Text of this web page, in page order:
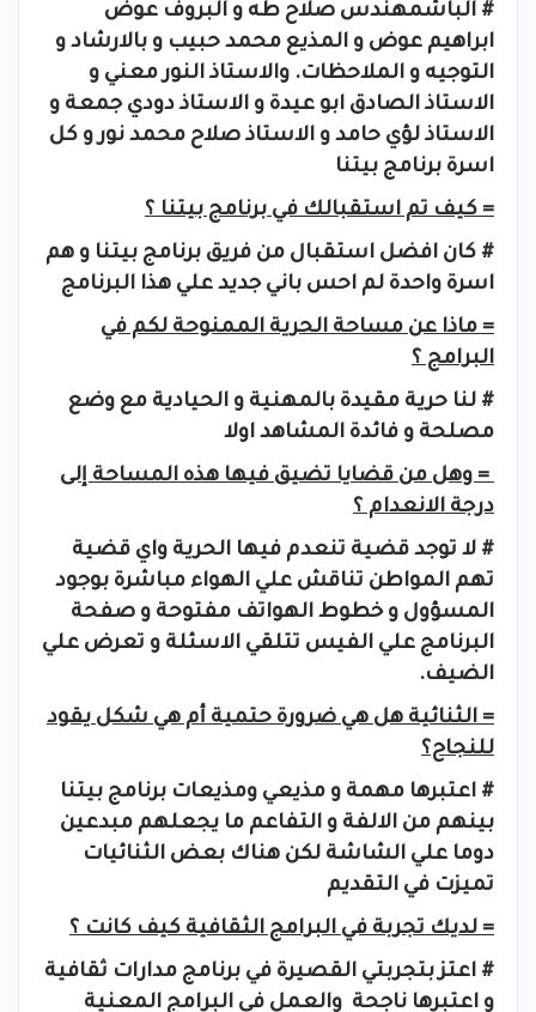
# الباشمهندس صلاح طه و البروف عوض
ابراهيم عوض و المذيع محمد حبيب و بالارشاد و
التوجيه و الملاحظات. والاستاذ النور معني و
الاستاذ الصادق ابو عيدة و الاستاذ دودي جمعة و
الاستاذ لؤي حامد و الاستاذ صلاح محمد نور و كل
اسرة برنامج بيتنا
= كيف تم استقبالك في برنامج بيتنا ؟
# كان افضل استقبال من فريق برنامج بيتنا و هم
اسرة واحدة لم احس باني جديد علي هذا البرنامج
= ماذا عن مساحة الحرية الممنوحة لكم في
البرامج ؟
# لنا حرية مقيدة بالمهنية و الحيادية مع وضع
مصلحة و فائدة المشاهد اولا
= وهل من قضايا تضيق فيها هذه المساحة إلى
درجة الانعدام ؟
# لا توجد قضية تنعدم فيها الحرية واي قضية
تهم المواطن تناقش علي الهواء مباشرة بوجود
المسؤول و خطوط الهواتف مفتوحة و صفحة
البرنامج علي الفيس تتلقي الاسئلة و تعرض علي
الضيف.
= الثنائية هل هي ضرورة حتمية أم هي شكل يقود
للنجاح؟
# اعتبرها مهمة و مذيعي ومذيعات برنامج بيتنا
بينهم من الالفة و التفاعم ما يجعلهم مبدعين
دوما علي الشاشة لكن هناك بعض الثنائيات
تميزت في التقديم
= لديك تجربة في البرامج الثقافية كيف كانت ؟
# اعتز بتجربتي القصيرة في برنامج مدارات ثقافية
و اعتبرها ناجحة والعمل في البرامج المعنية